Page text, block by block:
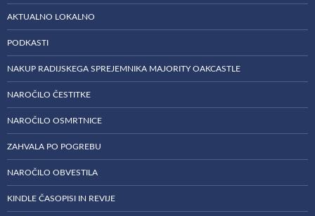
AKTUALNO LOKALNO
PODKASTI
NAKUP RADIJSKEGA SPREJEMNIKA MAJORITY OAKCASTLE
NAROČILO ČESTITKE
NAROČILO OSMRTNICE
ZAHVALA PO POGREBU
NAROČILO OBVESTILA
KINDLE ČASOPISI IN REVIJE